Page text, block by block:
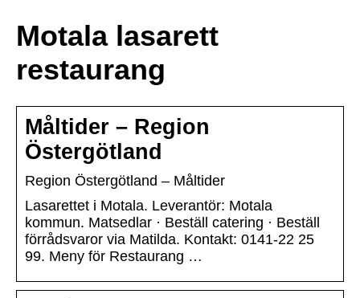
Motala lasarett
restaurang
Måltider – Region
Östergötland
Region Östergötland – Måltider
Lasarettet i Motala. Leverantör: Motala
kommun. Matsedlar · Beställ catering · Beställ
förrådsvaror via Matilda. Kontakt: 0141-22 25
99. Meny för Restaurang …